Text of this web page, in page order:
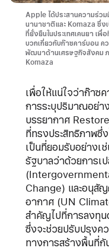
Apple ได้ประสานความร่
นานาชาติและ Komaza ซึ่ง
ที่ยั่งยืนในประเทศเคนยา เพื่
บวกเกี่ยวกับก๊าซคาร์บอน ค
พัฒนาด้านเศรษฐกิจสังคม
Komaza
เพื่อให้แน่ใจว่าก๊าซ
การระบุปริมาณอย่า
บรรยากาศ
ที่ทรงประสิทธิภาพ
เป็นที่ยอมรับอย่างเ
รัฐบาลว่าด้วยการเ
Change) และอนุสั
อากาศ (UN
สำคัญไปที่การลงทุ
ซึ่งจะช่วยปรับปรุงค
ทางการสร้างพื้นที่กั